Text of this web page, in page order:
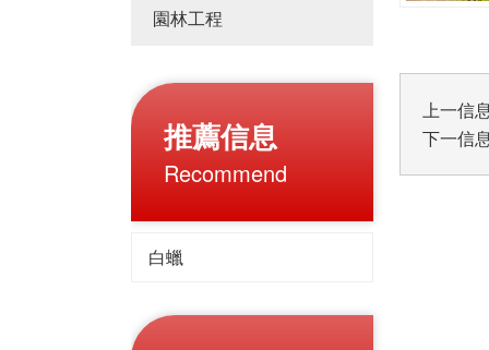
園林工程
推薦信息
Recommend
白蠟
上一信
下一信